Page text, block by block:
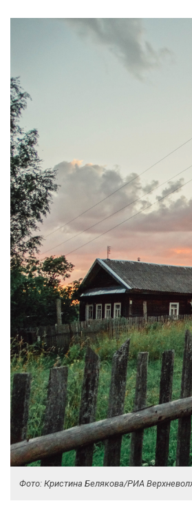
Фото: Кристина Белякова/РИА